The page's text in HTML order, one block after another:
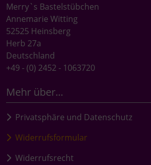
Merry`s Bastelstübchen
Annemarie Witting
52525 Heinsberg
Herb 27a
Deutschland
+49 - (0) 2452 - 1063720
Mehr über...
Privatsphäre und Datenschutz
Widerrufsformular
Widerrufsrecht